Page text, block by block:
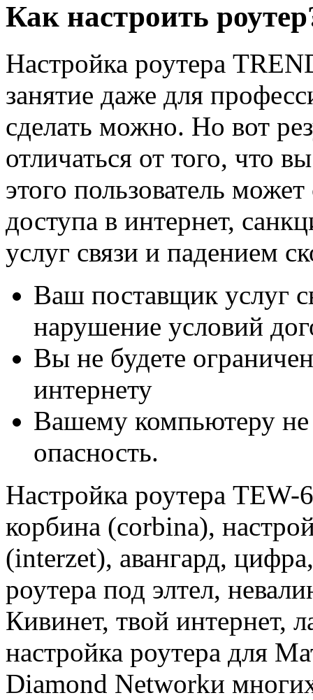
Как настроить
Настройка роутера
занятие даже для
сделать можно. Но вот
отличаться от того, что
этого пользователь
доступа в интернет,
услуг связи и падением
Ваш поставщик услуг
нарушение условий
Вы не будете
интернету
Вашему компьютеру не
опасность.
Настройка роутера
корбина (corbina),
(interzet), авангард,
роутера под элтел,
Кивинет, твой интернет,
настройка роутера для
Diamond Networkи